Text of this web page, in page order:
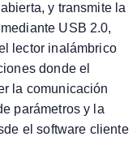
y transmite la
USB 2.0,
lector inalámbrico
donde el
la comunicación
parámetros y la
el software cliente